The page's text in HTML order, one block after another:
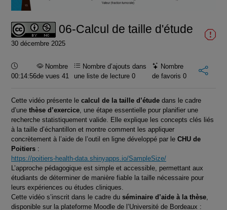
06-Calcul de taille d'étude
30 décembre 2025
Durée :
00:14:56
Nombre
de vues 41
Nombre d’ajouts dans
une liste de lecture0
Nombre
de favoris 0
Cette vidéo présente le calcul de la taille d’étude dans le cadre
d’une thèse d’exercice, une étape essentielle pour planifier une
recherche statistiquement valide. Elle explique les concepts clés liés
à la taille d’échantillon et montre comment les appliquer
concrètement à l’aide de l’outil en ligne développé par le CHU de
Poitiers :
https://poitiers-health-data.shinyapps.io/SampleSize/
L’approche pédagogique est simple et accessible, permettant aux
étudiants de déterminer de manière fiable la taille nécessaire pour
leurs expériences ou études cliniques.
Cette vidéo s’inscrit dans le cadre du séminaire d’aide à la thèse,
disponible sur la plateforme Moodle de l’Université de Bordeaux :